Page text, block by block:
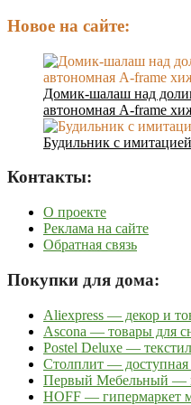
Новое на сайте:
Домик-шалаш над
автономная A-frame
Будильник с имитацией
Контакты:
О проекте
Реклама на сайте
Обратная связь
Покупки для дома:
Aliexpress — декор и
Ascona — товары для
Postel Deluxe —
Столплит — доступная
Первый Мебельный —
HOFF — гипермаркет